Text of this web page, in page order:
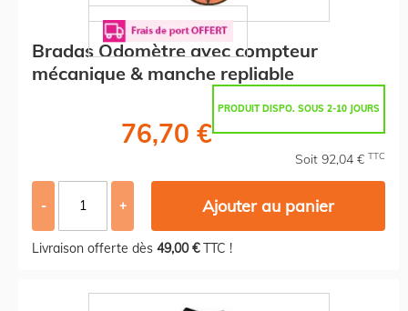
Bradas Odomètre avec compteur
mécanique & manche repliable
PRODUIT DISPO. SOUS 2-10 JOURS
76,70 €
Soit 92,04 € TTC
- + Ajouter au panier
Livraison offerte dès 49,00 €TTC !